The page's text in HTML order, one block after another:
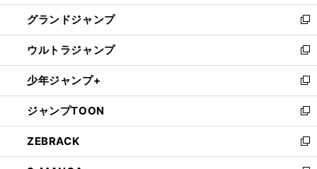
ウ
で
開
く
ン
ド
ウ
で
開
く
ウ
ィ
ン
ド
ウ
で
開
く
し
い
ウ
ィ
ン
ド
ウ
で
開
く
グランドジャンプ
新
し
い
ウ
ィ
ン
ド
ウ
で
開
ウルトラジャンプ
新
し
い
ウ
ィ
ン
ド
ウ
少年ジャンプ+
新
し
い
ウ
ィ
ン
ジャンプTOON
新
し
い
ウ
ZEBRACK
新
し